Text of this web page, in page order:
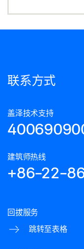
联系方式
盖泽技术支持
建筑师热线
+86-22-
回拔服务
跳转至表格